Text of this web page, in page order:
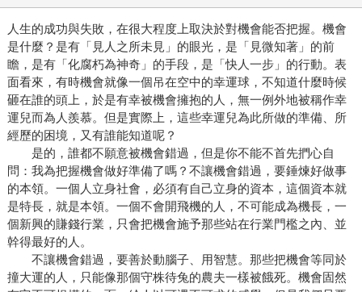
人生的成功與失敗，在很大程度上取決於對機會能否把握。機會
是什麼？是有「見人之所未見」的眼光，是「見微知著」的前
瞻，是有「化腐朽為神奇」的手段，是「快人一步」的行動。表
面看來，有時機會就像一個吊在空中的幸運球，不知道什麼時候
砸在誰的頭上，於是有幸被機會擁抱的人，無一例外地被稱作幸
運兒而為人羨慕。但是實際上，這些幸運兒為此所做的準備、所
經歷的困境，又有誰能知道呢？
是的，誰都不願意被機會錯過，但是你不能不首先捫心自
問：我為把握機會做好準備了嗎？不讓機會錯過，要錘煉好做事
的本領。一個人立身社會，必須有自己立身的資本，這個資本就
是特長，就是本領。一個不會開飛機的人，不可能成為機長，一
個新興的賺錢行業，只會把機會施予那些站在行業門檻之內、並
幹得最好的人。
不讓機會錯過，要善於動腦子、用智慧。那些把機會等同於
撞大運的人，只能像那個守株待兔的農夫一樣被餓死。機會固然